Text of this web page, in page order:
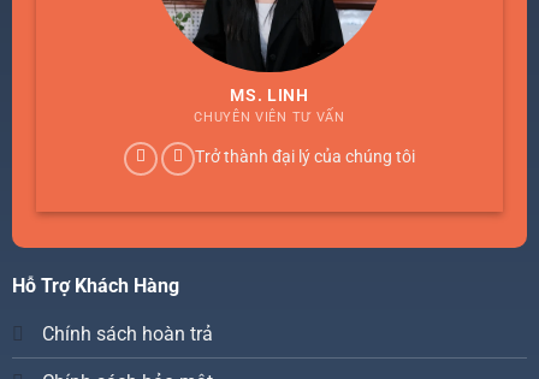
MS. LINH
CHUYÊN VIÊN TƯ VẤN
Trở thành đại lý của chúng tôi
Hỗ Trợ Khách Hàng
Chính sách hoàn trả